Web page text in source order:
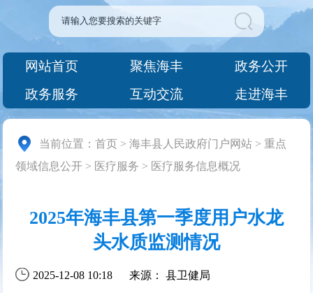
网站首页 聚焦海丰
政务公开
政务服务
互动交流 走进海丰
当前位置：首页 >海丰县人民政府门户网站 >重点
领域信息公开 > 医疗服务 > 医疗服务信息概况
2025年海丰县第一季度用户水龙
头水质监测情况
2025-12-08 10:18 来源： 县卫健局